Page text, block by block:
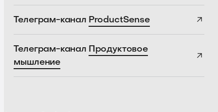
Телеграм-канал ProductSense
Телеграм-канал Продуктовое
мышление